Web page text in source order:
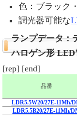
色：ブラック
調光器可能な
ランプデータ：
ハロゲン形 LED
[rep] [end]
品番
LDR5.5W20/27E-11Mh/
LDR5.5B20/27E-11Mh/